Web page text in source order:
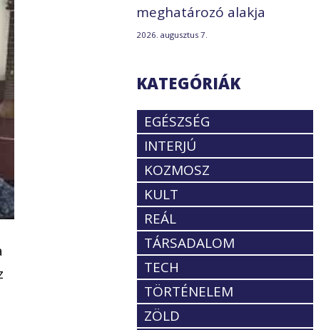
meghatározó alakja
2026. augusztus 7.
KATEGÓRIÁK
EGÉSZSÉG
INTERJÚ
KOZMOSZ
KULT
REÁL
TÁRSADALOM
TECH
TÖRTÉNELEM
ZÖLD